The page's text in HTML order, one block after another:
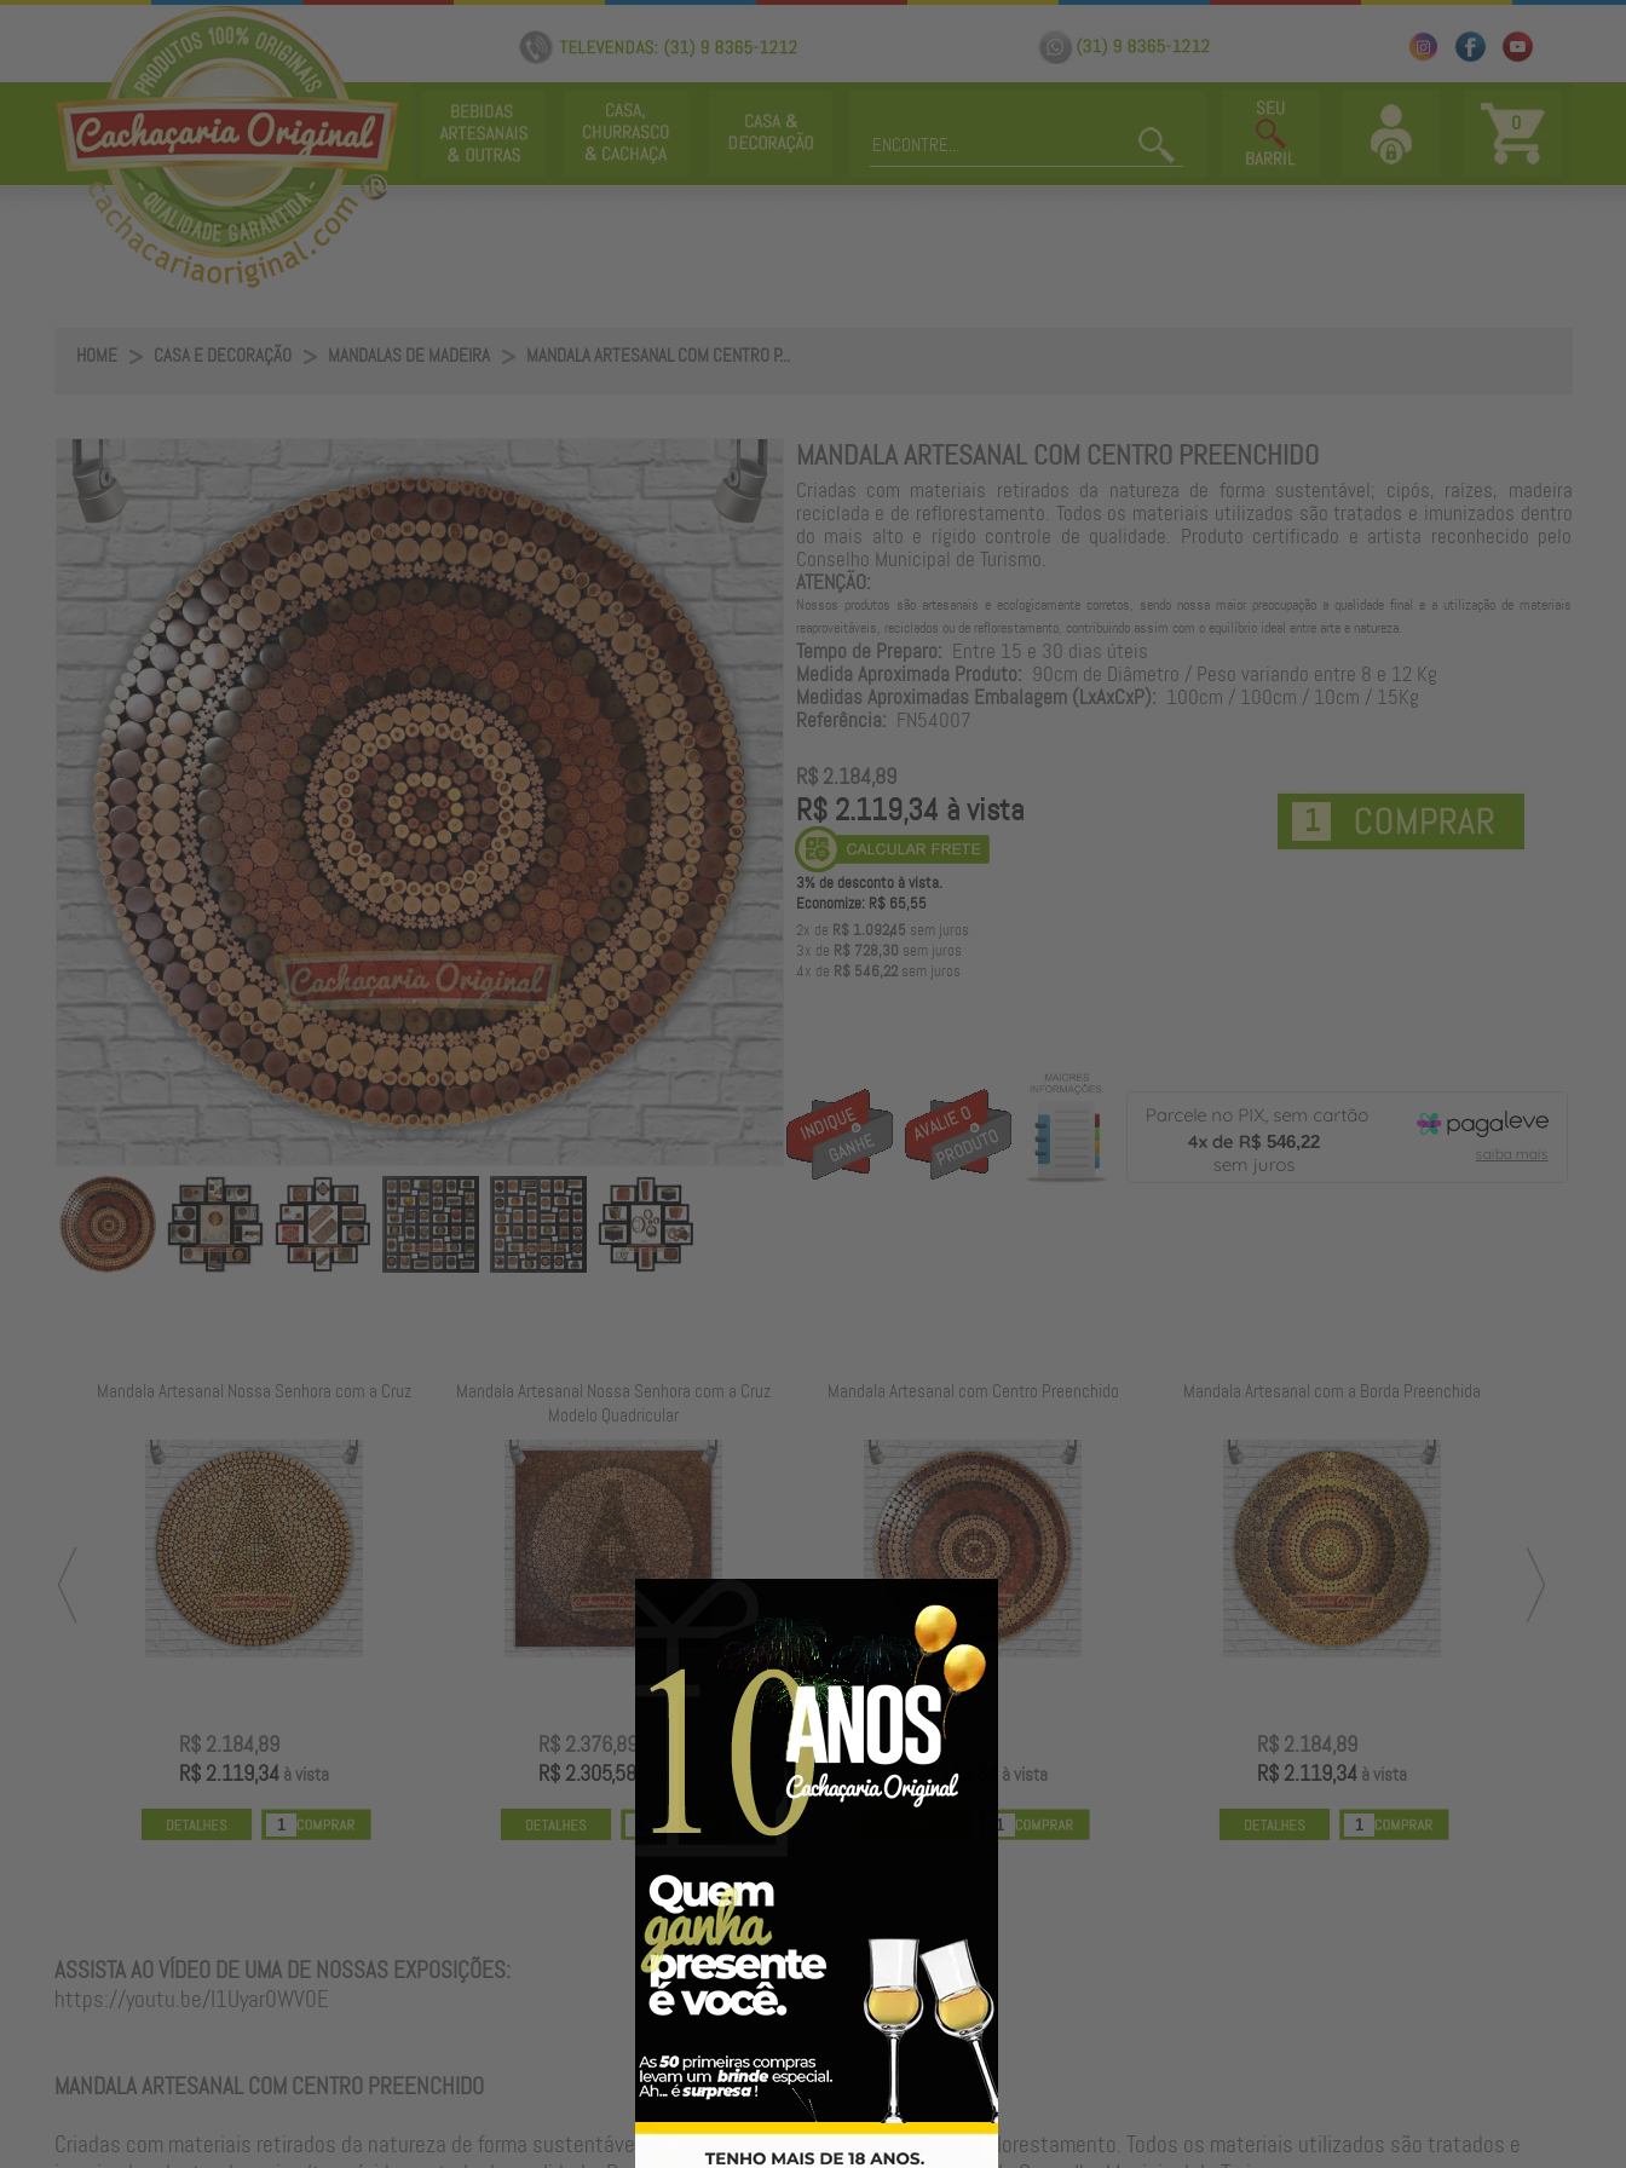
0
HOME CASA E DECORAÇÃO MANDALAS DE MADEIRA MANDALA ARTESANAL COM CENTRO P...
MANDALA ARTESANAL COM CENTRO PREENCHIDO
Criadas com materiais retirados da natureza de forma sustentável; cipós, raízes, madeira
reciclada e de reflorestamento. Todos os materiais utilizados são tratados e imunizados dentro
do mais alto e rígido controle de qualidade. Produto certificado e artista reconhecido pelo
Conselho Municipal de Turismo.
ATENÇÃO:
Nossos produtos são artesanais e ecologicamente corretos, sendo nossa maior preocupação a qualidade final e a utilização de materiais
reaproveitáveis, reciclados ou de reflorestamento, contribuindo assim com o equilíbrio ideal entre arte e natureza.
Tempo de Preparo: Entre 15 e 30 dias úteis
Medida Aproximada Produto: 90cm de Diâmetro / Peso variando entre 8 e 12 Kg
Medidas Aproximadas Embalagem (LxAxCxP): 100cm / 100cm / 10cm / 15Kg
Referência: FN54007
R$ 2.184,89
R$ 2.119,34 à vista
3% de desconto à vista.
Economize: R$ 65,55
2x de R$ 1.092,45 sem juros
3x de R$ 728,30 sem juros
4x de R$ 546,22 sem juros
546,22
Mandala Artesanal Nossa Senhora com a Cruz
R$ 2.184,89
R$ 2.119,34à vista
Mandala Artesanal Nossa Senhora com a Cruz
Modelo Quadricular
R$ 2.376,89
R$ 2.305,58
Mandala Artesanal com Centro Preenchido
R$ 2.184,89
R$ 2.119,34
à vista
Mandala Artesanal com a Borda Preenchida
R$ 2.184,89
R$ 2.119,34à vista
Mandala Artesanal Espiral Cipós
Mandala Artesanal Espiral Raízes e Cipós Brilho
Mandala Artesanal Espiral Flor com Centro
Preenchido
ASSISTA AO VÍDEO DE UMA DE NOSSAS EXPOSIÇÕES:
https://youtu.be/I1Uyar0WV0E
MANDALA ARTESANAL COM CENTRO PREENCHIDO
Criadas com materiais retirados da natureza de forma sustentável, cipós, raízes, madeira reciclada e de reflorestamento. Todos os materiais utilizados são tratados e